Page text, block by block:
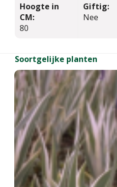
Hoogte in
CM:
80
Giftig:
Nee
Soortgelijke planten